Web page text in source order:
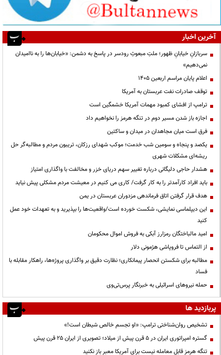
آخرین اخبار
سربازانِ خیابانِ ظهور؛ ملتِ مبعوثِ رودسر در پاسخ به دشمن: «خیابان‌ها را به ناامیدان
نمی‌دهیم»
اعلام پایان مراسم اربعین ۱۴۰۵
توقف صادرات نفت عربستان به آمریکا
ترامپ از افشای کمبود مهمات آمریکا خشمگین است
اجازه باز شدن مسیر دوم در تنگه هرمز را نخواهیم داد
فرق است میان مجاهدان در میدان و ساکتین
یکصد و پنجاه و سومین شب خدمت؛ موکب شهدای رزکان، تریبون مردم و مطالبه‌گر حل
ریشه‌ای مشکلات شهری
هشدار حاجی دلیگانی درباره تغییر سهم دریای خزر و مخالفت با واگذاری امتیاز
باید افراد کارآمدتر را به کار گرفت/ کاری می کنیم در معیشت مردم مشکلی پیش نیاید
هدف قرار گرفتن اتاق‌ فرماندهی مزدوران عربستان در یمن
این دیپلماسی نمایشی، شکست خورده است/واقعیت‌ها را بپذیرید و به تعهدات خود عمل
کنید
امید مالباختگان رمزارز آبکی به فروش اموال محکومان
از التماس تا فروپاشی هژمونی دلار
مطالبه برای شکستن انحصار پیمانکاری؛ نظارت دقیق بر واگذاری پروژه‌ها، راهکار مقابله با
فساد
حمله نیروهای اسرائیلی به خبرنگار پرس‌تی‌وی
پربازدید ها
تشخیص روان‌شناختی ترامپ: «او تجسم خالص شیطان است!»
گستره امپراتوری ایران در ۵ قرن پیش از میلاد؛ تصویری از ایران ۲۵ قرن پیش
تنگه هرمز قابل معامله نیست برای آمریکا معبر باز نکنید